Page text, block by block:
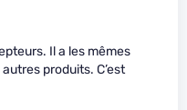
Il a les mêmes
produits. C’est